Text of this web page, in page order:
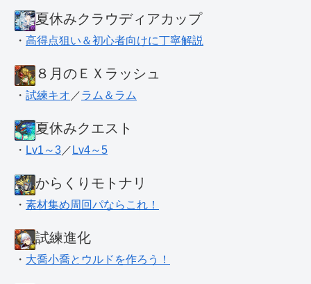
夏休みクラウディアカップ
・ 高得点狙い＆初心者向けに丁寧解説
８月のＥＸラッシュ
・ 試練キオ ／ラム＆ラム
夏休みクエスト
・ Lv1～3 ／ Lv4～5
からくりモトナリ
・ 素材集め周回パならこれ！
試練進化
・ 大喬小喬とウルドを作ろう！